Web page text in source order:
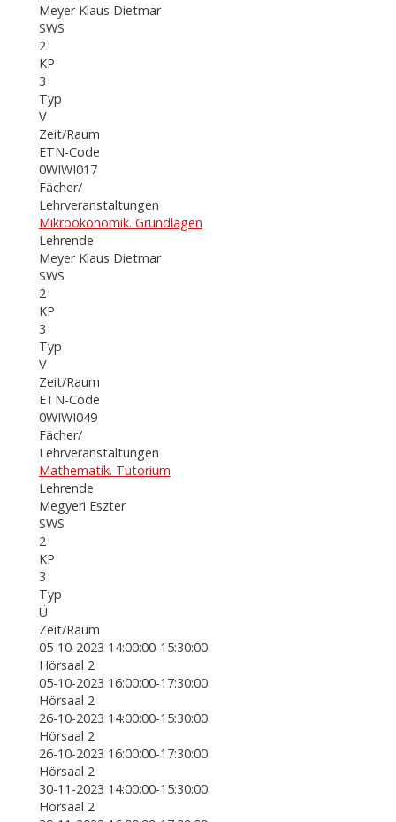
Meyer Klaus Dietmar
SWS
2
KP
3
Typ
V
Zeit/Raum
ETN-Code
0WIWI017
Fächer/
Lehrveranstaltungen
Mikroökonomik. Grundlagen
Lehrende
Meyer Klaus Dietmar
SWS
2
KP
3
Typ
V
Zeit/Raum
ETN-Code
0WIWI049
Fächer/
Lehrveranstaltungen
Mathematik. Tutorium
Lehrende
Megyeri Eszter
SWS
2
KP
3
Typ
Ü
Zeit/Raum
05-10-2023 14:00:00-15:30:00
Hörsaal 2
05-10-2023 16:00:00-17:30:00
Hörsaal 2
26-10-2023 14:00:00-15:30:00
Hörsaal 2
26-10-2023 16:00:00-17:30:00
Hörsaal 2
30-11-2023 14:00:00-15:30:00
Hörsaal 2